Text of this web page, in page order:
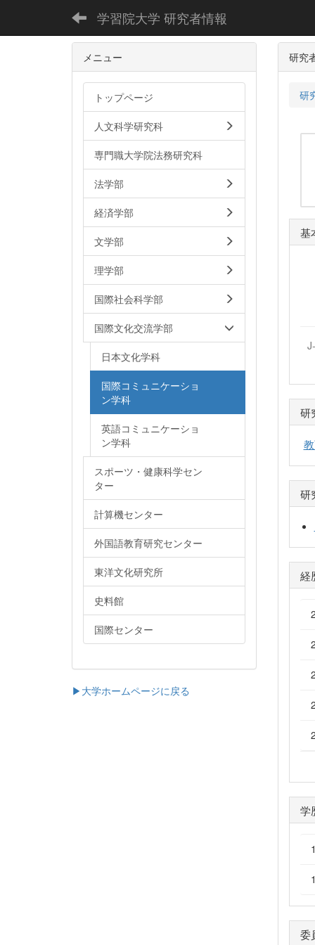
学習院大学 研究者情報
研究
研
基
研
研
経
学
委
メニュー
トップページ
人文科学研究科
専門職大学院法務研究科
法学部
経済学部
文学部
理学部
国際社会科学部
国際文化交流学部
日本文化学科
国際コミュニケーショ
ン学科
英語コミュニケーショ
ン学科
スポーツ・健康科学セン
ター
計算機センター
外国語教育研究センター
東洋文化研究所
史料館
国際センター
▶大学ホームページに戻る